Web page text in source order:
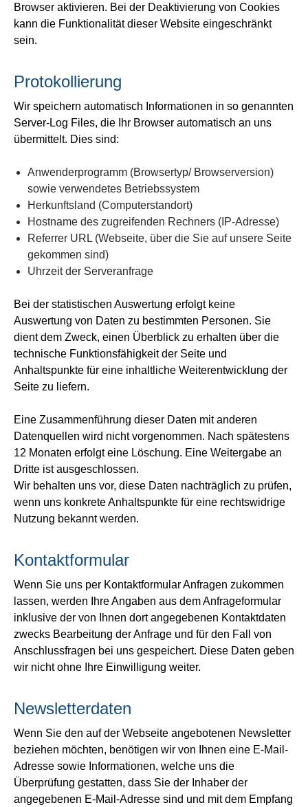
Browser aktivieren. Bei der Deaktivierung von Cookies
kann die Funktionalität dieser Website eingeschränkt
sein.
Protokollierung
Wir speichern automatisch Informationen in so genannten
Server-Log Files, die Ihr Browser automatisch an uns
übermittelt. Dies sind:
Anwenderprogramm (Browsertyp/ Browserversion)
sowie verwendetes Betriebssystem
Herkunftsland (Computerstandort)
Hostname des zugreifenden Rechners (IP-Adresse)
Referrer URL (Webseite, über die Sie auf unsere Seite
gekommen sind)
Uhrzeit der Serveranfrage
Bei der statistischen Auswertung erfolgt keine
Auswertung von Daten zu bestimmten Personen. Sie
dient dem Zweck, einen Überblick zu erhalten über die
technische Funktionsfähigkeit der Seite und
Anhaltspunkte für eine inhaltliche Weiterentwicklung der
Seite zu liefern.
Eine Zusammenführung dieser Daten mit anderen
Datenquellen wird nicht vorgenommen. Nach spätestens
12 Monaten erfolgt eine Löschung. Eine Weitergabe an
Dritte ist ausgeschlossen.
Wir behalten uns vor, diese Daten nachträglich zu prüfen,
wenn uns konkrete Anhaltspunkte für eine rechtswidrige
Nutzung bekannt werden.
Kontaktformular
Wenn Sie uns per Kontaktformular Anfragen zukommen
lassen, werden Ihre Angaben aus dem Anfrageformular
inklusive der von Ihnen dort angegebenen Kontaktdaten
zwecks Bearbeitung der Anfrage und für den Fall von
Anschlussfragen bei uns gespeichert. Diese Daten geben
wir nicht ohne Ihre Einwilligung weiter.
Newsletterdaten
Wenn Sie den auf der Webseite angebotenen Newsletter
beziehen möchten, benötigen wir von Ihnen eine E-Mail-
Adresse sowie Informationen, welche uns die
Überprüfung gestatten, dass Sie der Inhaber der
angegebenen E-Mail-Adresse sind und mit dem Empfang